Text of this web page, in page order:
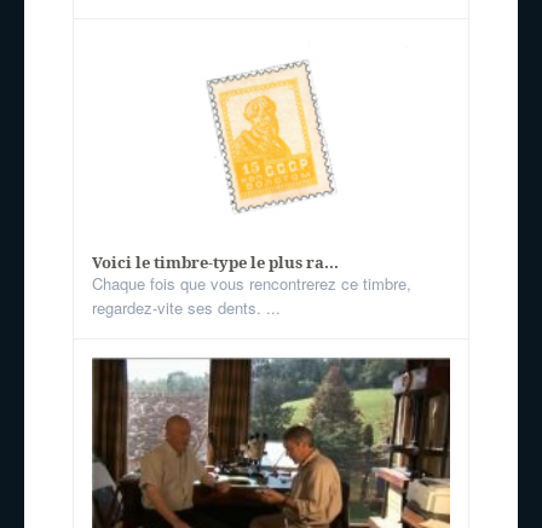
Voici le timbre-type le plus ra...
Chaque fois que vous rencontrerez ce timbre,
regardez-vite ses dents. ...